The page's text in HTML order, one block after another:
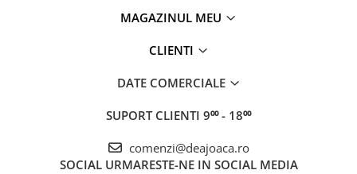
MAGAZINUL MEU
CLIENTI
DATE COMERCIALE
SUPORT CLIENTI 9⁰⁰ - 18⁰⁰
comenzi@deajoaca.ro
SOCIAL URMARESTE-NE IN SOCIAL MEDIA